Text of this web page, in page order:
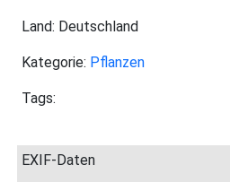
Land: Deutschland
Kategorie: Pflanzen
Tags:
EXIF-Daten